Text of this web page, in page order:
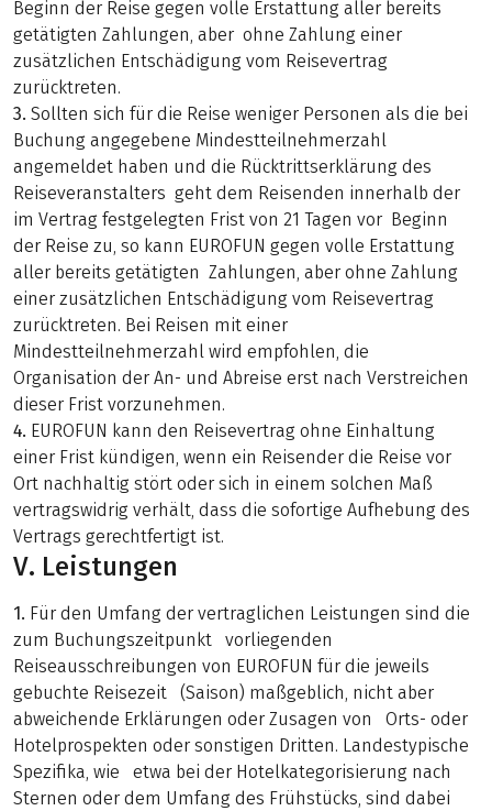
Beginn der Reise gegen volle Erstattung aller bereits
getätigten Zahlungen, aber ohne Zahlung einer
zusätzlichen Entschädigung vom Reisevertrag
zurücktreten.
3. Sollten sich für die Reise weniger Personen als die bei
Buchung angegebene Mindestteilnehmerzahl
angemeldet haben und die Rücktrittserklärung des
Reiseveranstalters geht dem Reisenden innerhalb der
im Vertrag festgelegten Frist von 21 Tagen vor Beginn
der Reise zu, so kann EUROFUN gegen volle Erstattung
aller bereits getätigten Zahlungen, aber ohne Zahlung
einer zusätzlichen Entschädigung vom Reisevertrag
zurücktreten. Bei Reisen mit einer
Mindestteilnehmerzahl wird empfohlen, die
Organisation der An- und Abreise erst nach Verstreichen
dieser Frist vorzunehmen.
4. EUROFUN kann den Reisevertrag ohne Einhaltung
einer Frist kündigen, wenn ein Reisender die Reise vor
Ort nachhaltig stört oder sich in einem solchen Maß
vertragswidrig verhält, dass die sofortige Aufhebung des
Vertrags gerechtfertigt ist.
V. Leistungen
1. Für den Umfang der vertraglichen Leistungen sind die
zum Buchungszeitpunkt vorliegenden
Reiseausschreibungen von EUROFUN für die jeweils
gebuchte Reisezeit (Saison) maßgeblich, nicht aber
abweichende Erklärungen oder Zusagen von Orts- oder
Hotelprospekten oder sonstigen Dritten. Landestypische
Spezifika, wie etwa bei der Hotelkategorisierung nach
Sternen oder dem Umfang des Frühstücks, sind dabei